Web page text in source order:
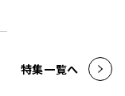
特集一覧へ